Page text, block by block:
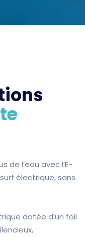
de l’eau avec l’E-
électrique, sans
dotée d’un foil